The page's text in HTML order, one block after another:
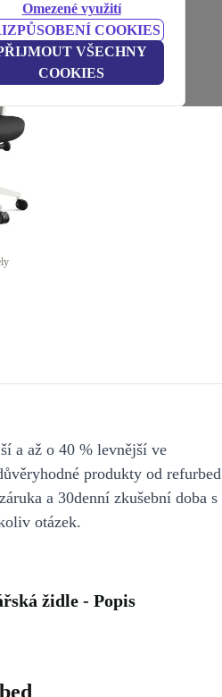
Omezené využití
COOKIES
VŠECHNY
COOKIES
a až o 40 % levnější ve
produkty od refurbed
a 30denní zkušební doba s
otázek.
židle - Popis